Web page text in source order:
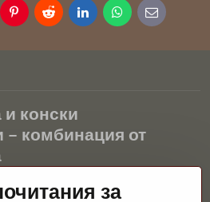
PinterestRedditLinkedInWhatsApp
E-
mail
и конски
– комбинация от
допълнение към всеки екстериор
за